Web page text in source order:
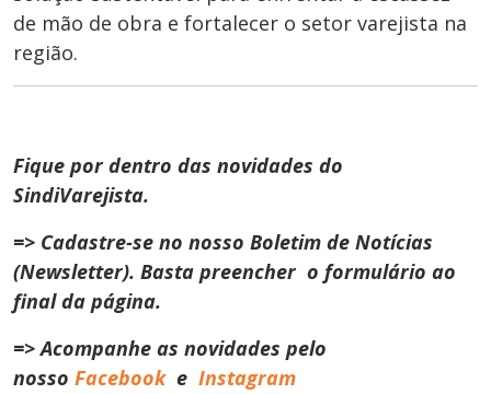
de mão de obra e fortalecer o setor varejista na
região.
Fique por dentro das novidades do
SindiVarejista.
=> Cadastre-se no nosso Boletim de Notícias
(Newsletter). Basta preencher o formulário ao
final da página.
=> Acompanhe as novidades pelo
nosso Facebook e Instagram